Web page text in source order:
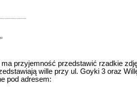
przyjemność przedstawić rzadkie
wille przy ul. Goyki 3 oraz
pod adresem: